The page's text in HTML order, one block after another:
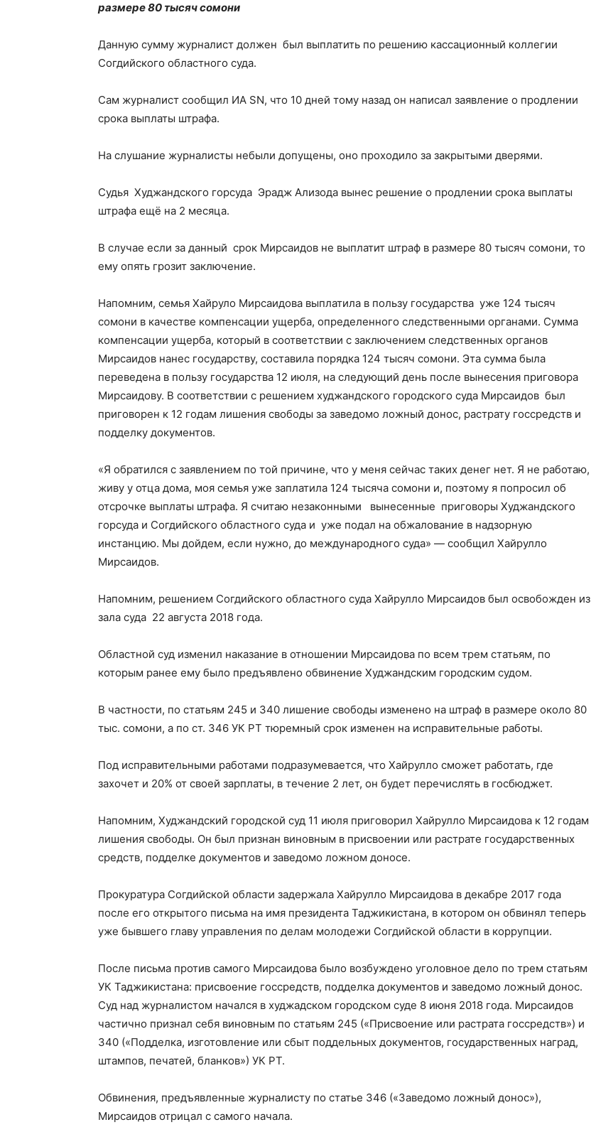
размере 80 тысяч сомони
Данную сумму журналист должен был выплатить по решению кассационный коллегии
Согдийского областного суда.
Сам журналист сообщил ИА SN, что 10 дней тому назад он написал заявление о продлении
срока выплаты штрафа.
На слушание журналисты небыли допущены, оно проходило за закрытыми дверями.
Судья Худжандского горсуда Эрадж Ализода вынес решение о продлении срока выплаты
штрафа ещё на 2 месяца.
В случае если за данный срок Мирсаидов не выплатит штраф в размере 80 тысяч сомони, то
ему опять грозит заключение.
Напомним, семья Хайруло Мирсаидова выплатила в пользу государства уже 124 тысяч
сомони в качестве компенсации ущерба, определенного следственными органами. Сумма
компенсации ущерба, который в соответствии с заключением следственных органов
Мирсаидов нанес государству, составила порядка 124 тысяч сомони. Эта сумма была
переведена в пользу государства 12 июля, на следующий день после вынесения приговора
Мирсаидову. В соответствии с решением худжандского городского суда Мирсаидов был
приговорен к 12 годам лишения свободы за заведомо ложный донос, растрату госсредств и
подделку документов.
«Я обратился с заявлением по той причине, что у меня сейчас таких денег нет. Я не работаю,
живу у отца дома, моя семья уже заплатила 124 тысяча сомони и, поэтому я попросил об
отсрочке выплаты штрафа. Я считаю незаконными вынесенные приговоры Худжандского
горсуда и Согдийского областного суда и уже подал на обжалование в надзорную
инстанцию. Мы дойдем, если нужно, до международного суда» — сообщил Хайрулло
Мирсаидов.
Напомним, решением Согдийского областного суда Хайрулло Мирсаидов был освобожден из
зала суда 22 августа 2018 года.
Областной суд изменил наказание в отношении Мирсаидова по всем трем статьям, по
которым ранее ему было предъявлено обвинение Худжандским городским судом.
В частности, по статьям 245 и 340 лишение свободы изменено на штраф в размере около 80
тыс. сомони, а по ст. 346 УК РТ тюремный срок изменен на исправительные работы.
Под исправительными работами подразумевается, что Хайрулло сможет работать, где
захочет и 20% от своей зарплаты, в течение 2 лет, он будет перечислять в госбюджет.
Напомним, Худжандский городской суд 11 июля приговорил Хайрулло Мирсаидова к 12 годам
лишения свободы. Он был признан виновным в присвоении или растрате государственных
средств, подделке документов и заведомо ложном доносе.
Прокуратура Согдийской области задержала Хайрулло Мирсаидова в декабре 2017 года
после его открытого письма на имя президента Таджикистана, в котором он обвинял теперь
уже бывшего главу управления по делам молодежи Согдийской области в коррупции.
После письма против самого Мирсаидова было возбуждено уголовное дело по трем статьям
УК Таджикистана: присвоение госсредств, подделка документов и заведомо ложный донос.
Суд над журналистом начался в худжадском городском суде 8 июня 2018 года. Мирсаидов
частично признал себя виновным по статьям 245 («Присвоение или растрата госсредств») и
340 («Подделка, изготовление или сбыт поддельных документов, государственных наград,
штампов, печатей, бланков») УК РТ.
Обвинения, предъявленные журналисту по статье 346 («Заведомо ложный донос»),
Мирсаидов отрицал с самого начала.